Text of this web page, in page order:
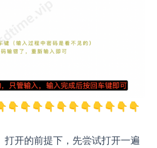
打开的前提下，先尝试打开一遍